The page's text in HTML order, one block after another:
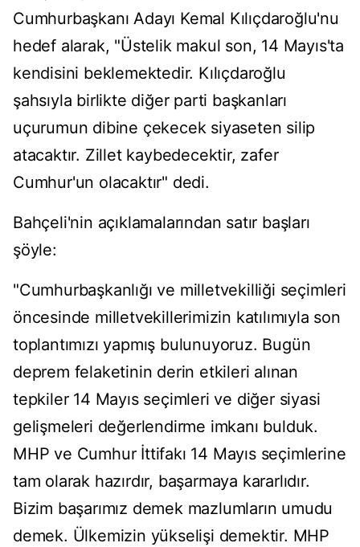
Cumhurbaşkanı Adayı Kemal Kılıçdaroğlu'nu
hedef alarak, "Üstelik makul son, 14 Mayıs'ta
kendisini beklemektedir. Kılıçdaroğlu
şahsıyla birlikte diğer parti başkanları
uçurumun dibine çekecek siyaseten silip
atacaktır. Zillet kaybedecektir, zafer
Cumhur'un olacaktır" dedi.
Bahçeli'nin açıklamalarından satır başları
şöyle:
"Cumhurbaşkanlığı ve milletvekilliği seçimleri
öncesinde milletvekillerimizin katılımıyla son
toplantımızı yapmış bulunuyoruz. Bugün
deprem felaketinin derin etkileri alınan
tepkiler 14 Mayıs seçimleri ve diğer siyasi
gelişmeleri değerlendirme imkanı bulduk.
MHP ve Cumhur İttifakı 14 Mayıs seçimlerine
tam olarak hazırdır, başarmaya kararlıdır.
Bizim başarımız demek mazlumların umudu
demek. Ülkemizin yükselişi demektir. MHP